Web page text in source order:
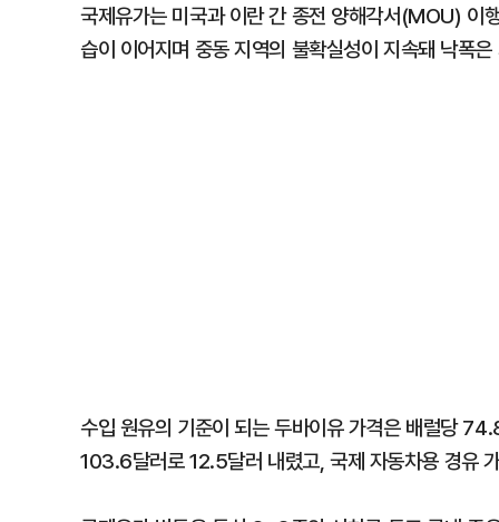
국제유가는 미국과 이란 간 종전 양해각서(MOU) 이
습이 이어지며 중동 지역의 불확실성이 지속돼 낙폭
수입 원유의 기준이 되는 두바이유 가격은 배럴당
103.6달러로 12.5달러 내렸고, 국제 자동차용 경유